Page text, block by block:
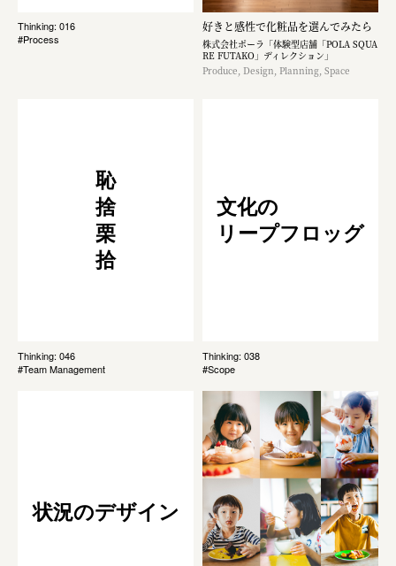
Thinking: 016
#Process
好きと感性で化粧品を選んでみたら
株式会社ポーラ「体験型店舗「POLA SQUA
RE FUTAKO」ディレクション」
Produce, Design, Planning, Space
恥
捨
栗
拾
Thinking: 046
#Team Management
文化の
リープフロッグ
Thinking: 038
#Scope
状況のデザイン